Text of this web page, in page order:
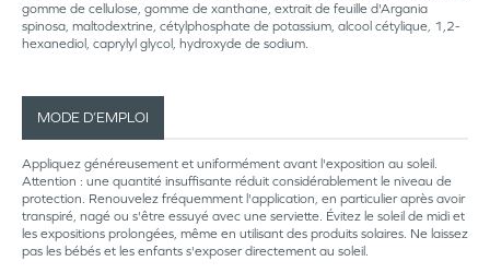
gomme de cellulose, gomme de xanthane, extrait de feuille d'Argania
spinosa, maltodextrine, cétylphosphate de potassium, alcool cétylique, 1,2-
hexanediol, caprylyl glycol, hydroxyde de sodium.
MODE D’EMPLOI
Appliquez généreusement et uniformément avant l'exposition au soleil.
Attention : une quantité insuffisante réduit considérablement le niveau de
protection. Renouvelez fréquemment l'application, en particulier après avoir
transpiré, nagé ou s'être essuyé avec une serviette. Évitez le soleil de midi et
les expositions prolongées, même en utilisant des produits solaires. Ne laissez
pas les bébés et les enfants s'exposer directement au soleil.